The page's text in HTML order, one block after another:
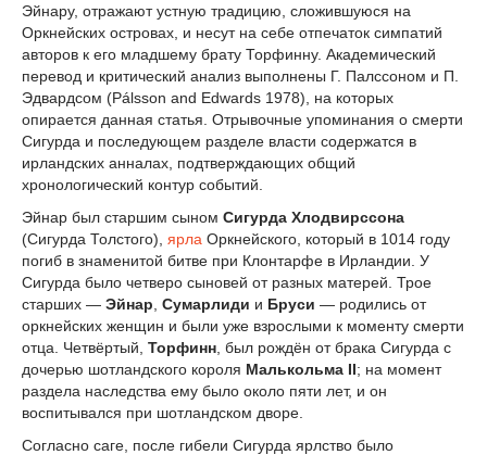
Эйнару, отражают устную традицию, сложившуюся на
Оркнейских островах, и несут на себе отпечаток симпатий
авторов к его младшему брату Торфинну. Академический
перевод и критический анализ выполнены Г. Палссоном и П.
Эдвардсом (Pálsson and Edwards 1978), на которых
опирается данная статья. Отрывочные упоминания о смерти
Сигурда и последующем разделе власти содержатся в
ирландских анналах, подтверждающих общий
хронологический контур событий.
Эйнар был старшим сыном Сигурда Хлодвирссона
(Сигурда Толстого), ярла Оркнейского, который в 1014 году
погиб в знаменитой битве при Клонтарфе в Ирландии. У
Сигурда было четверо сыновей от разных матерей. Трое
старших — Эйнар Сумарлиди и Бруси — родились от
оркнейских женщин и были уже взрослыми к моменту смерти
отца. Четвёртый, Торфинн , был рождён от брака Сигурда с
дочерью шотландского короля Малькольма II; на момент
раздела наследства ему было около пяти лет, и он
воспитывался при шотландском дворе.
Согласно саге, после гибели Сигурда ярлство было